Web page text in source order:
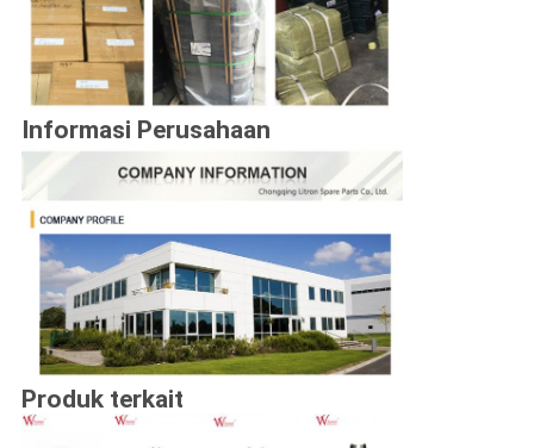
Informasi Perusahaan
Produk terkait